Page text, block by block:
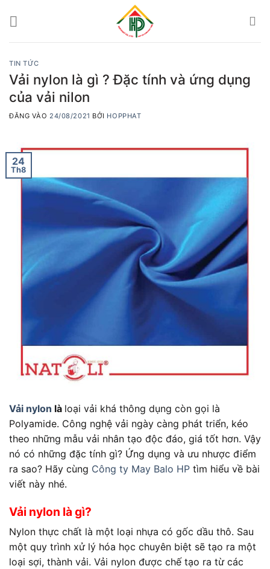
TIN TỨC
Vải nylon là gì ? Đặc tính và ứng dụng
của vải nilon
ĐĂNG VÀO 24/08/2021 BỞI HOPPHAT
24
Th8
Vải nylon là loại vải khá thông dụng còn gọi là
Polyamide. Công nghệ vải ngày càng phát triển, kéo
theo những mẫu vải nhân tạo độc đáo, giá tốt hơn. Vậy
nó có những đặc tính gì? Ứng dụng và ưu nhược điểm
ra sao? Hãy cùng Công ty May Balo HP tìm hiểu về bài
viết này nhé.
Vải nylon là gì?
Nylon thực chất là một loại nhựa có gốc dầu thô. Sau
một quy trình xử lý hóa học chuyên biệt sẽ tạo ra một
loại sợi, thành vải. Vải nylon được chế tạo ra từ các